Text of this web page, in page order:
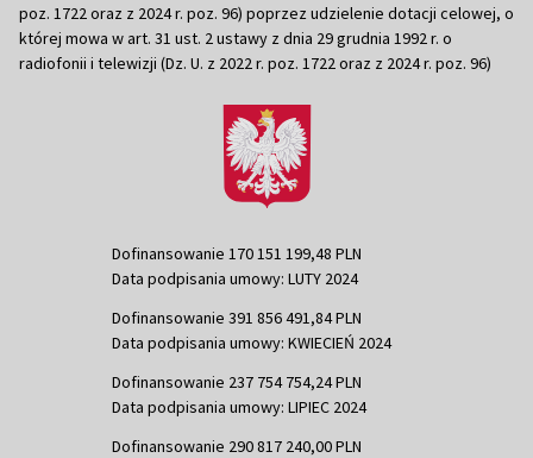
poz. 1722 oraz z 2024 r. poz. 96) poprzez udzielenie dotacji celowej, o
której mowa w art. 31 ust. 2 ustawy z dnia 29 grudnia 1992 r. o
radiofonii i telewizji (Dz. U. z 2022 r. poz. 1722 oraz z 2024 r. poz. 96)
Dofinansowanie 170 151 199,48 PLN
Data podpisania umowy: LUTY 2024
Dofinansowanie 391 856 491,84 PLN
Data podpisania umowy: KWIECIEŃ 2024
Dofinansowanie 237 754 754,24 PLN
Data podpisania umowy: LIPIEC 2024
Dofinansowanie 290 817 240,00 PLN